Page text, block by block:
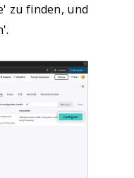
zu finden, und